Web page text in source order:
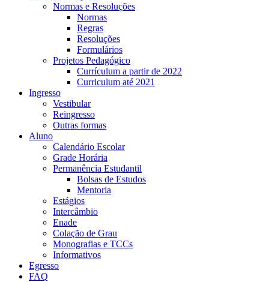
Normas e Resoluções
Normas
Regras
Resoluções
Formulários
Projetos Pedagógico
Currículum a partir de 2022
Curriculum até 2021
Ingresso
Vestibular
Reingresso
Outras formas
Aluno
Calendário Escolar
Grade Horária
Permanência Estudantil
Bolsas de Estudos
Mentoria
Estágios
Intercâmbio
Enade
Colação de Grau
Monografias e TCCs
Informativos
Egresso
FAQ